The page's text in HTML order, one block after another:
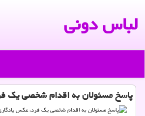
لباس دونی
پاسخ مسئولان به اقدام شخصی یك